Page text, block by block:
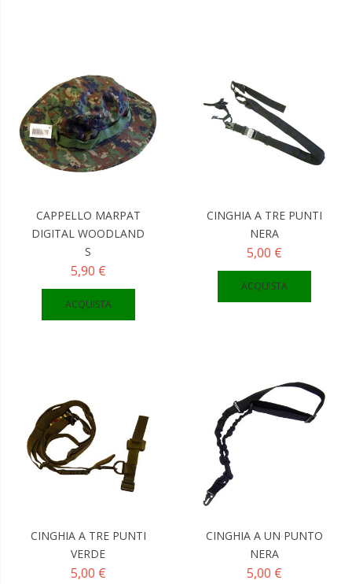
CAPPELLO MARPAT
DIGITAL WOODLAND
S
5,90 €
ACQUISTA
CINGHIA A TRE PUNTI
NERA
5,00 €
ACQUISTA
CINGHIA A TRE PUNTI
VERDE
5,00 €
CINGHIA A UN PUNTO
NERA
5,00 €